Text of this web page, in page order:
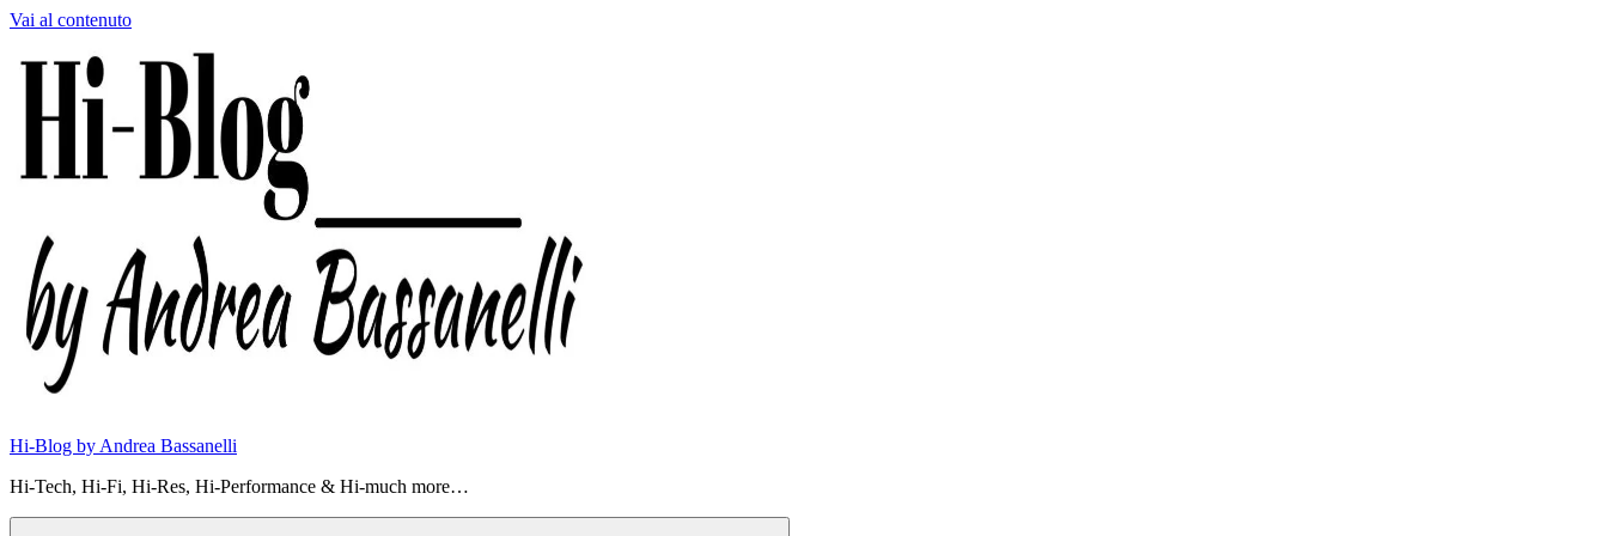
Vai al contenuto
Hi-Blog by Andrea Bassanelli
Hi-Tech, Hi-Fi, Hi-Res, Hi-Performance & Hi-much more…